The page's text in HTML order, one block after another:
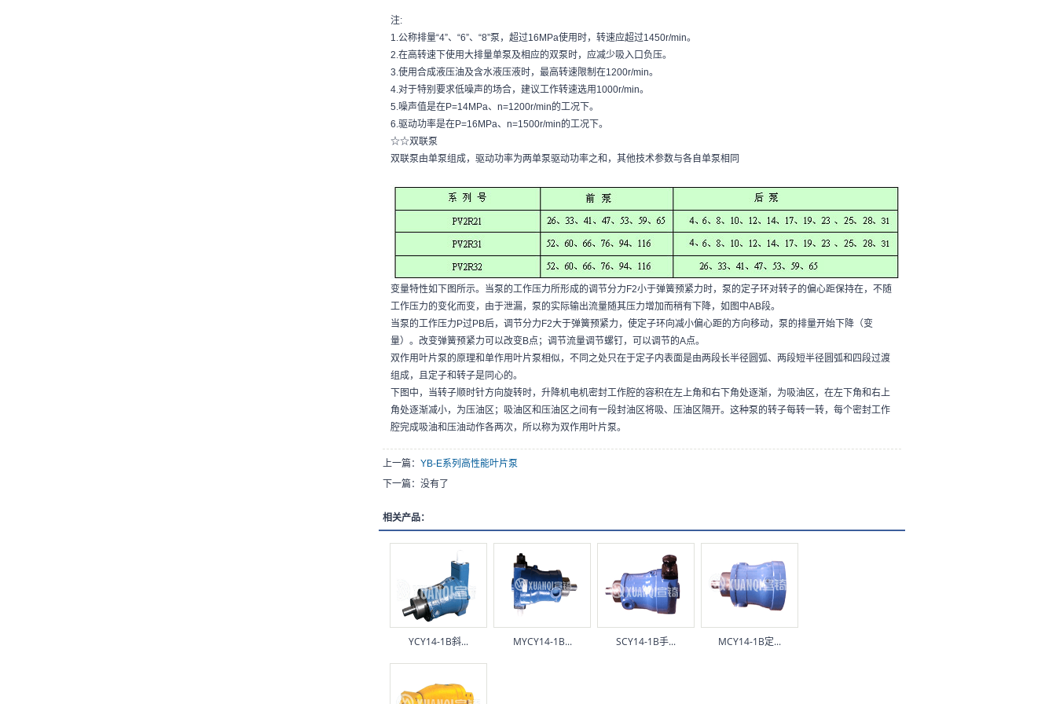
注:
1.公称排量“4”、“6”、“8”泵，超过16MPa使用时，转速应超过1450r/min。
2.在高转速下使用大排量单泵及相应的双泵时，应减少吸入口负压。
3.使用合成液压油及含水液压液时，最高转速限制在1200r/min。
4.对于特别要求低噪声的场合，建议工作转速选用1000r/min。
5.噪声值是在P=14MPa、n=1200r/min的工况下。
6.驱动功率是在P=16MPa、n=1500r/min的工况下。
☆☆双联泵
双联泵由单泵组成，驱动功率为两单泵驱动功率之和，其他技术参数与各自单泵相同
变量特性如下图所示。当泵的工作压力所形成的调节分力F2小于弹簧预紧力时，泵的定子环对转子的偏心距保持在，不随
工作压力的变化而变，由于泄漏，泵的实际输出流量随其压力增加而稍有下降，如图中AB段。
当泵的工作压力P过PB后，调节分力F2大于弹簧预紧力，使定子环向减小偏心距的方向移动，泵的排量开始下降（变
量）。改变弹簧预紧力可以改变B点；调节流量调节螺钉，可以调节的A点。
双作用叶片泵的原理和单作用叶片泵相似，不同之处只在于定子内表面是由两段长半径圆弧、两段短半径圆弧和四段过渡
组成，且定子和转子是同心的。
下图中，当转子顺时针方向旋转时，升降机电机密封工作腔的容积在左上角和右下角处逐渐，为吸油区，在左下角和右上
角处逐渐减小，为压油区；吸油区和压油区之间有一段封油区将吸、压油区隔开。这种泵的转子每转一转，每个密封工作
腔完成吸油和压油动作各两次，所以称为双作用叶片泵。
上一篇： YB-E系列高性能叶片泵
下一篇：没有了
相关产品：
YCY14-1B斜... MYCY14-1B... SCY14-1B手... MCY14-1B定...